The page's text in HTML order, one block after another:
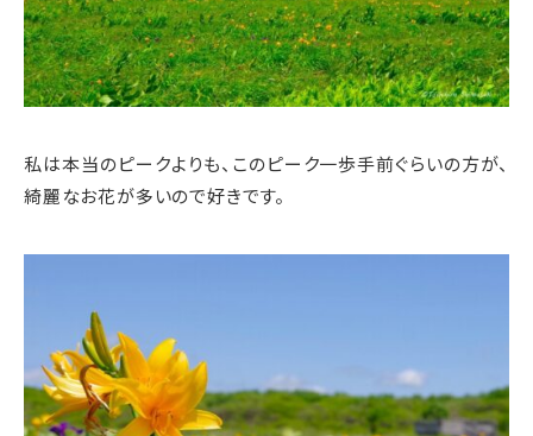
私は本当のピークよりも、このピーク一歩手前ぐらいの方が、
綺麗なお花が多いので好きです。